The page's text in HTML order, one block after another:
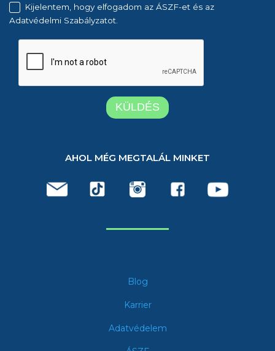
Kijelentem, hogy elfogadom az ÁSZF-et és az
Adatvédelmi Szabályzatot.
AHOL MÉG MEGTALÁL MINKET
Blog
Karrier
Adatvédelem